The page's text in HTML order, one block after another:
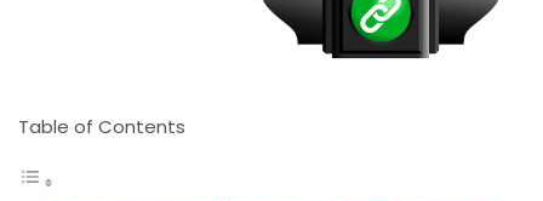
Table of Contents